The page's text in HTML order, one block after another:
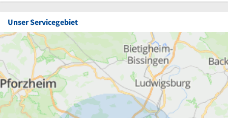
Unser Servicegebiet